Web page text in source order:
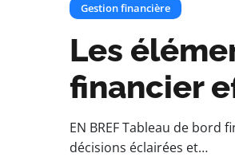
Gestion financière
Les
financier
EN BREF Tableau de
décisions éclairées et…